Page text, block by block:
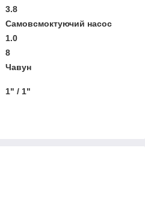
3.8
Самовсмоктуючий насос
1.0
8
Чавун
1" / 1"